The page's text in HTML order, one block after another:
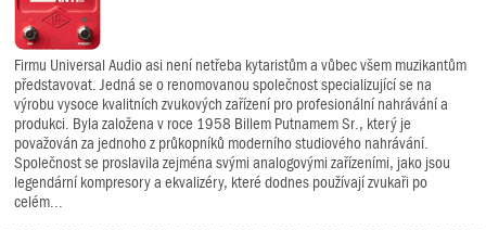
Firmu Universal Audio asi není netřeba kytaristům a vůbec všem muzikantům
představovat. Jedná se o renomovanou společnost specializující se na
výrobu vysoce kvalitních zvukových zařízení pro profesionální nahrávání a
produkci. Byla založena v roce 1958 Billem Putnamem Sr., který je
považován za jednoho z průkopníků moderního studiového nahrávání.
Společnost se proslavila zejména svými analogovými zařízeními, jako jsou
legendární kompresory a ekvalizéry, které dodnes používají zvukaři po
celém...